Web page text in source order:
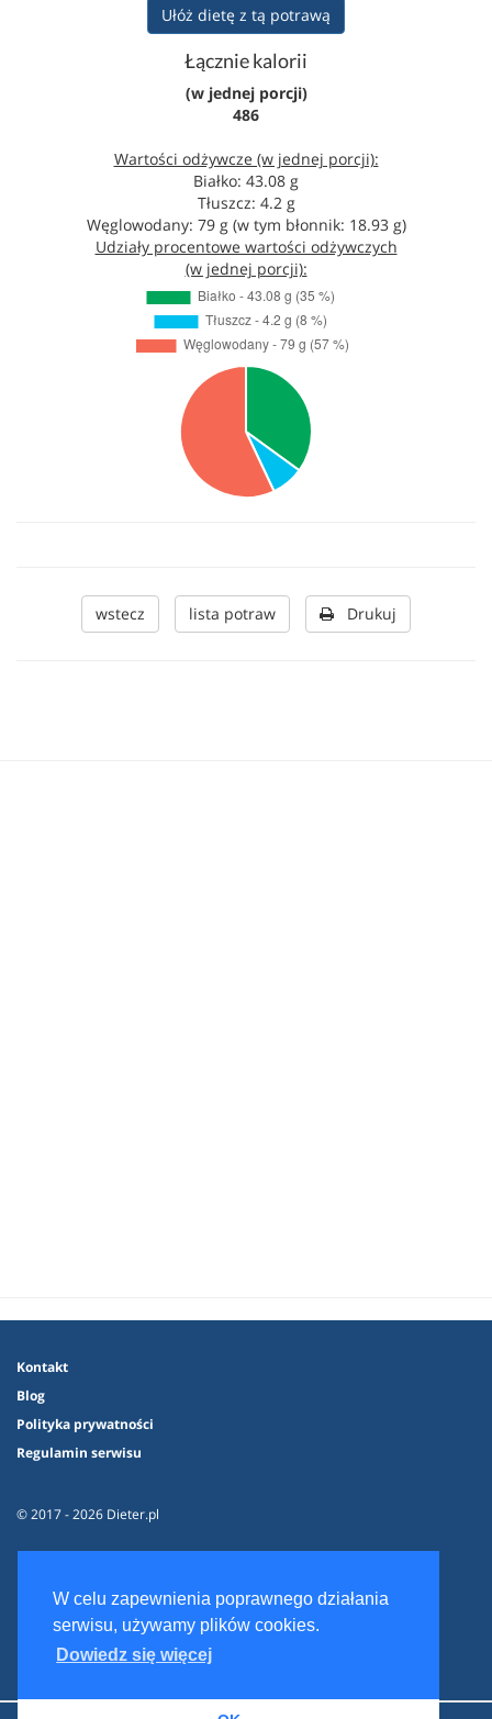
W celu zapewnienia poprawnego działania
serwisu, używamy plików cookies.
Dowiedz się więcej
Ułóż dietę z tą potrawą
Łącznie kalorii
(w jednej porcji)
486
Wartości odżywcze (w jednej porcji):
Białko: 43.08 g
Tłuszcz: 4.2 g
Węglowodany: 79 g (w tym błonnik: 18.93 g)
Udziały procentowe wartości odżywczych
(w jednej porcji):
wstecz lista potraw Drukuj
Kontakt
Blog
Polityka prywatności
Regulamin serwisu
© 2017 - 2026 Dieter.pl